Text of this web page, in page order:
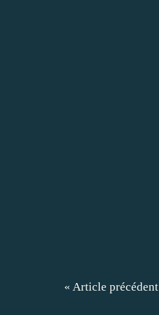
« Article précédent